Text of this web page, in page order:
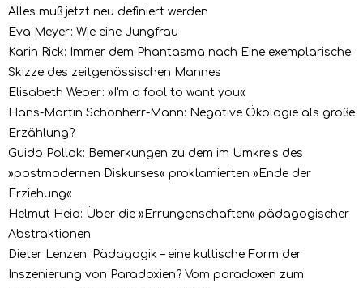
Alles muß jetzt neu definiert werden
Eva Meyer: Wie eine Jungfrau
Karin Rick: Immer dem Phantasma nach Eine exemplarische
Skizze des zeitgenössischen Mannes
Elisabeth Weber: »I'm a fool to want you«
Hans-Martin Schönherr-Mann: Negative Ökologie als große
Erzählung?
Guido Pollak: Bemerkungen zu dem im Umkreis des
»postmodernen Diskurses« proklamierten »Ende der
Erziehung«
Helmut Heid: Über die »Errungenschaften« pädagogischer
Abstraktionen
Dieter Lenzen: Pädagogik – eine kultische Form der
Inszenierung von Paradoxien? Vom paradoxen zum